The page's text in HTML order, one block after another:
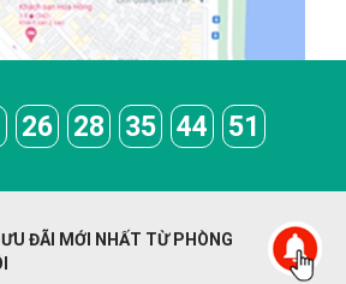
26 28 35 44 51
ĐÃI MỚI NHẤT TỪ PHÒNG